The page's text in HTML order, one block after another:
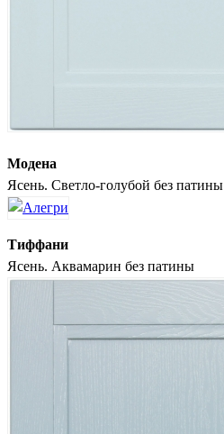
Модена
Ясень. Светло-голубой без патины
Тиффани
Ясень. Аквамарин без патины